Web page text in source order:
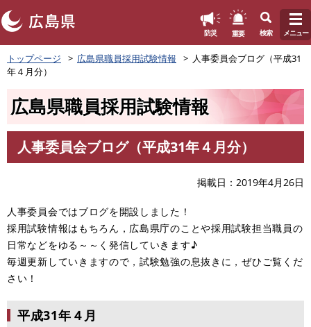
ペ
ー
ジ
。
防災 重要 検索 メニュー
トップページ 広島県職員採用試験情報
人事委員会ブログ（平成31
年４月分）
広島県職員採用試験情報
文
人事委員会ブログ（平成31年４月分）
掲載日 2019年4月26日
人事委員会ではブログを開設しました！
採用試験情報はもちろん，広島県庁のことや採用試験担当職員の
日常などをゆる～～く発信していきます♪
毎週更新していきますので，試験勉強の息抜きに，ぜひご覧くだ
さい！
平成31年４月